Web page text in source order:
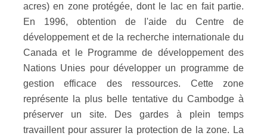
acres) en zone protégée, dont le lac en fait partie.
En 1996, obtention de l'aide du Centre de
développement et de la recherche internationale du
Canada et le Programme de développement des
Nations Unies pour développer un programme de
gestion efficace des ressources. Cette zone
représente la plus belle tentative du Cambodge à
préserver un site. Des gardes à plein temps
travaillent pour assurer la protection de la zone. La